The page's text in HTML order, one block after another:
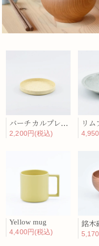
バーチカルプレート 15cm 化粧土
2,200円(税込)
Yellow mug
4,400円(税込)